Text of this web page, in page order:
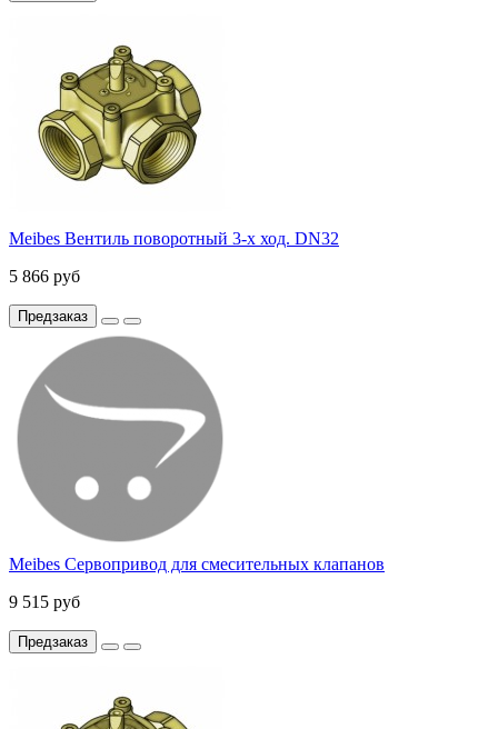
Meibes Вентиль поворотный 3-х ход. DN32
5 866 руб
Предзаказ
Meibes Сервопривод для смесительных клапанов
9 515 руб
Предзаказ